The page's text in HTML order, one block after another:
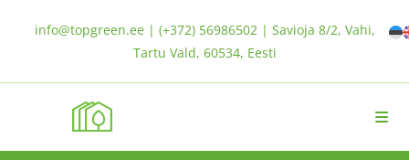
info@topgreen.ee | (+372) 56986502 | Savioja 8/2, Vahi,
Tartu Vald, 60534, Eesti